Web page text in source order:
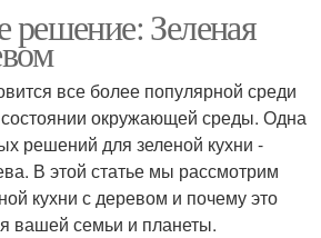
решение: Зеленая
все более популярной среди
состоянии окружающей среды. Одна
решений для зеленой кухни -
В этой статье мы рассмотрим
кухни с деревом и почему это
вашей семьи и планеты.